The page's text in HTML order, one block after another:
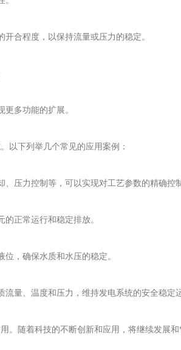
合程度，以保持流量或压力的稳定。
多功能的扩展。
下列举几个常见的应用案例：
压力控制等，可以实现对工艺参数的精确控制
正常运行和稳定排放。
，确保水质和水压的稳定。
量、温度和压力，维持发电系统的安全稳定运
着科技的不断创新和应用，将继续发展和